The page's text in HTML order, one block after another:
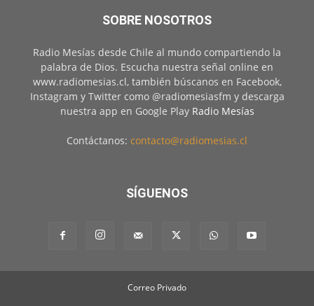
SOBRE NOSOTROS
Radio Mesías desde Chile al mundo compartiendo la
palabra de Dios. Escucha nuestra señal online en
www.radiomesias.cl, también búscanos en Facebook,
Instagram y Twitter como @radiomesiasfm y descarga
nuestra app en Google Play Radio Mesías
Contáctanos: contacto@radiomesias.cl
SÍGUENOS
Correo Privado